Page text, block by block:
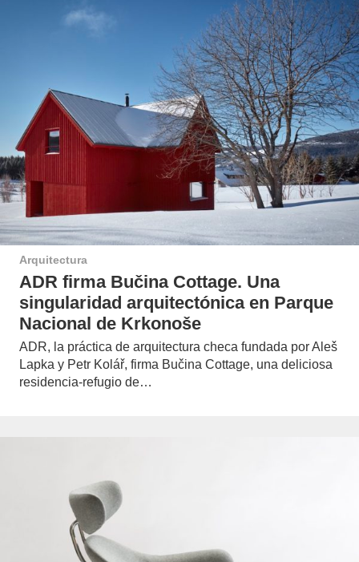
Arquitectura
ADR firma Bučina Cottage. Una
singularidad arquitectónica en Parque
Nacional de Krkonoše
ADR, la práctica de arquitectura checa fundada por Aleš
Lapka y Petr Kolář, firma Bučina Cottage, una deliciosa
residencia-refugio de…